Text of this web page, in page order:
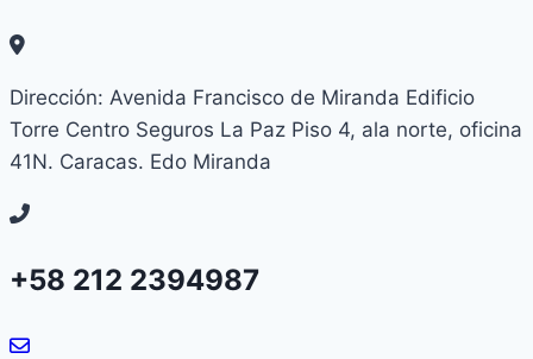
Dirección: Avenida Francisco de Miranda Edificio
Torre Centro Seguros La Paz Piso 4, ala norte, oficina
41N. Caracas. Edo Miranda
+58 212 2394987